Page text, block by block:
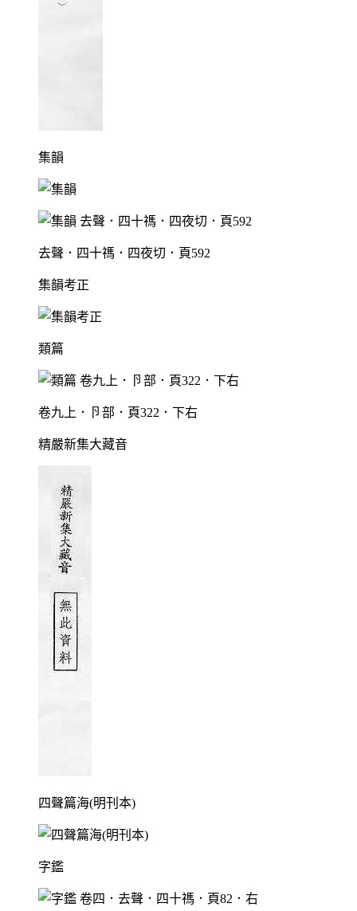
集韻
去聲．四十禡．四夜切．頁592
集韻考正
類篇
卷九上．卪部．頁322．下右
精嚴新集大藏音
四聲篇海(明刊本)
字鑑